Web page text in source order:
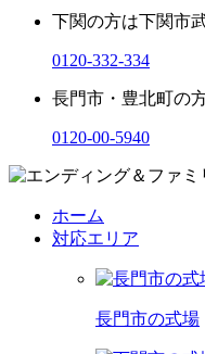
下関の方は下関市
0120-332-334
長門市・豊北町の
0120-00-5940
ホーム
対応エリア
長門市の式場